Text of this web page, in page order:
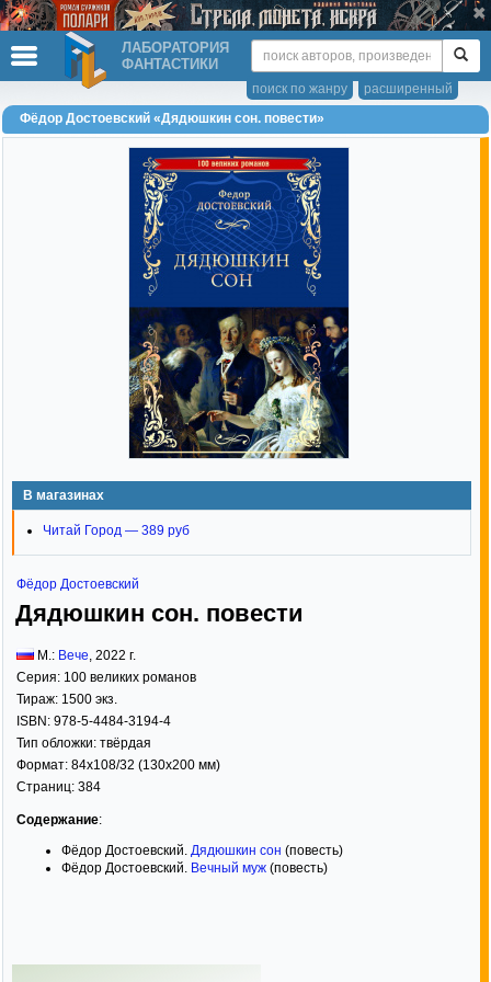
ЛАБОРАТОРИЯ
ФАНТАСТИКИ
расширенный
поиск по жанру
Фёдор Достоевский «Дядюшкин сон. повести»
В магазинах
Читай Город — 389 руб
Фёдор Достоевский
Дядюшкин сон. повести
М.: Вече 2022 г.
Серия: 100 великих романов
Тираж: 1500 экз.
ISBN: 978-5-4484-3194-4
Тип обложки: твёрдая
Формат: 84x108/32 (130x200 мм)
Страниц: 384
Содержание:
Фёдор Достоевский. Дядюшкин сон (повесть)
Фёдор Достоевский. Вечный муж (повесть)